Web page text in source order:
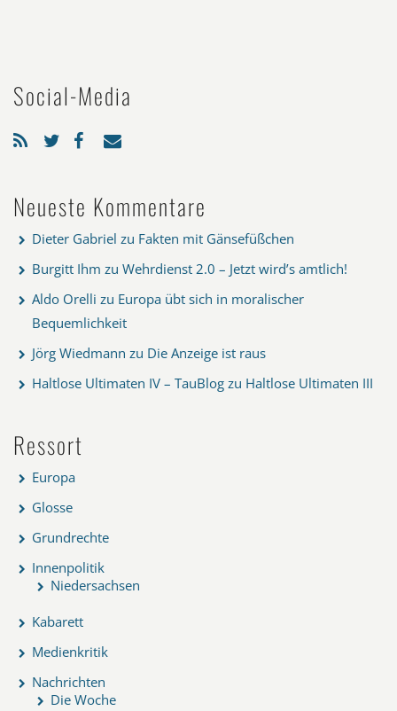
Social-Media
Neueste Kommentare
Dieter Gabriel zu Fakten mit Gänsefüßchen
Burgitt Ihm zu Wehrdienst 2.0 – Jetzt wird’s amtlich!
Aldo Orelli zu Europa übt sich in moralischer
Bequemlichkeit
Jörg Wiedmann zu Die Anzeige ist raus
Haltlose Ultimaten IV – TauBlog zu Haltlose Ultimaten III
Ressort
Europa
Glosse
Grundrechte
Innenpolitik
Niedersachsen
Kabarett
Medienkritik
Nachrichten
Die Woche